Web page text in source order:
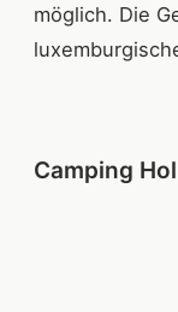
möglich. Die
Camping